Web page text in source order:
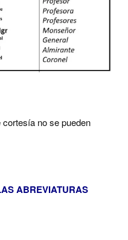
no se pueden
ABREVIATURAS